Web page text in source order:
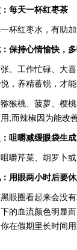
每天一杯红枣茶
红枣水，有助加
保持心情愉快，
工作忙碌、大喜
，养精蓄锐，才
桃、菠萝、樱桃
;而辣椒因为能改
咀嚼减缓眼袋生成
芹菜、胡罗卜或
用眼两小时后要
圈看起来会没有
的血流颜色明显
在假期里长时间